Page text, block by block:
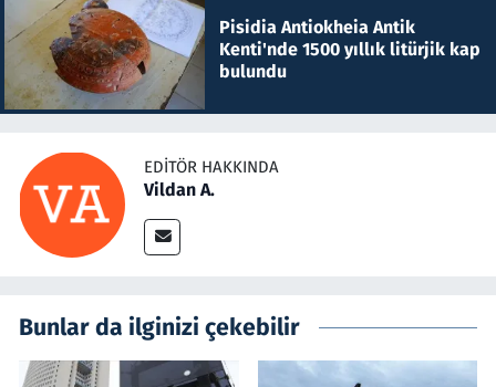
Pisidia Antiokheia Antik
Kenti'nde 1500 yıllık litürjik kap
bulundu
EDITÖR HAKKINDA
Vildan A.
Bunlar da ilginizi çekebilir